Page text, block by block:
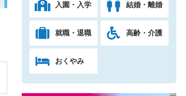
入園・入学 結婚・離婚
就職・退職 高齢・介護
おくやみ